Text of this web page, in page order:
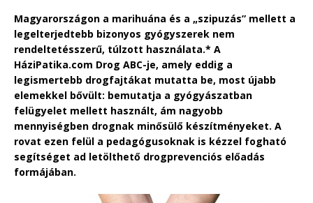
Magyarországon a marihuána és a „szipuzás” mellett a
legelterjedtebb bizonyos gyógyszerek nem
rendeltetésszerű, túlzott használata.* A
HáziPatika.com Drog ABC-je, amely eddig a
legismertebb drogfajtákat mutatta be, most újabb
elemekkel bővült: bemutatja a gyógyászatban
felügyelet mellett használt, ám nagyobb
mennyiségben drognak minősülő készítményeket. A
rovat ezen felül a pedagógusoknak is kézzel fogható
segítséget ad letölthető drogprevenciós előadás
formájában.